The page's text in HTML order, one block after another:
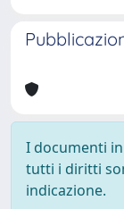
I documenti
tutti i diritti
indicazione.